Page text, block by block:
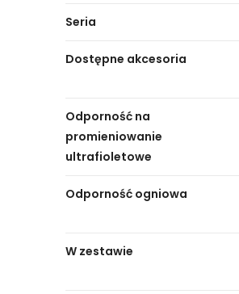
Seria
Dostępne akcesoria
Odporność na
promieniowanie
ultrafioletowe
Odporność ogniowa
W zestawie